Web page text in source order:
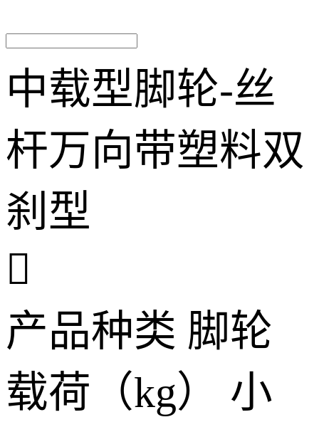
中载型脚轮-丝
杆万向带塑料双
刹型

产品种类 脚轮
载荷（kg）
小